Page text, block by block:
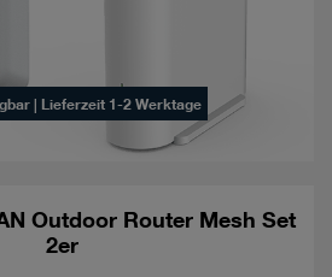
| Lieferzeit 1-2 Werktage
Outdoor Router Mesh Set
2er